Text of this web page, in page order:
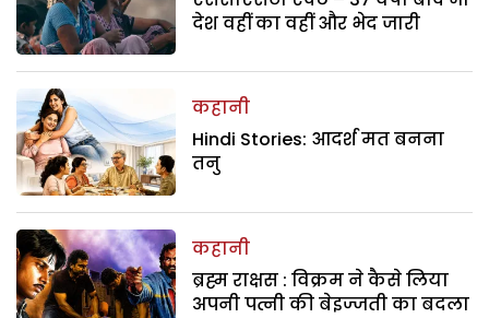
देश वहीं का वहीं और भेद जारी
कहानी
Hindi Stories: आदर्श मत बनना
तनु
कहानी
ब्रह्म राक्षस : विक्रम ने कैसे लिया
अपनी पत्नी की बेइज्जती का बदला